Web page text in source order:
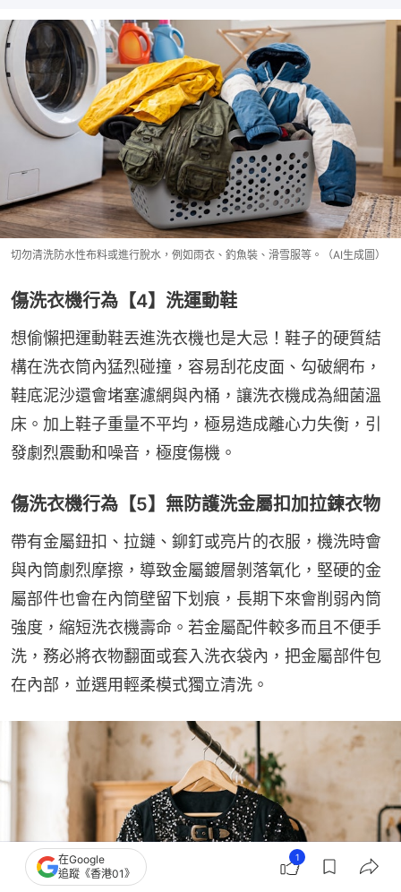
切勿清洗防水性布料或進行脫水，例如雨衣、釣魚裝、滑雪服等。（AI生成圖）
傷洗衣機行為【4】洗運動鞋
想偷懶把運動鞋丟進洗衣機也是大忌！鞋子的硬質結
構在洗衣筒內猛烈碰撞，容易刮花皮面、勾破網布，
鞋底泥沙還會堵塞濾網與內桶，讓洗衣機成為細菌溫
床。加上鞋子重量不平均，極易造成離心力失衡，引
發劇烈震動和噪音，極度傷機。
傷洗衣機行為【5】無防護洗金屬扣加拉鍊衣物
帶有金屬鈕扣、拉鏈、鉚釘或亮片的衣服，機洗時會
與內筒劇烈摩擦，導致金屬鍍層剝落氧化，堅硬的金
屬部件也會在內筒壁留下划痕，長期下來會削弱內筒
強度，縮短洗衣機壽命。若金屬配件較多而且不便手
洗，務必將衣物翻面或套入洗衣袋內，把金屬部件包
在內部，並選用輕柔模式獨立清洗。
在Google
追蹤《香港01》
1